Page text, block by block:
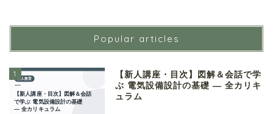
Popular articles
1
【新人講座・目次】図解＆会話で学
ぶ 電気設備設計の基礎 ― 全カリキ
ュラム